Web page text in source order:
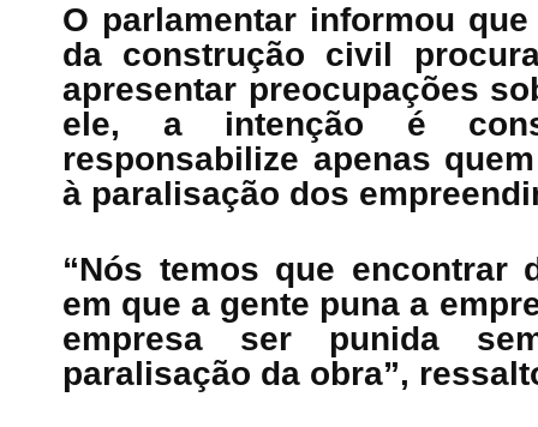
O parlamentar informou
da construção civil
apresentar preocupações
ele, a intenção é
responsabilize apenas
à paralisação dos
“Nós temos que encontrar
em que a gente puna a
empresa ser punida
paralisação da obra”,